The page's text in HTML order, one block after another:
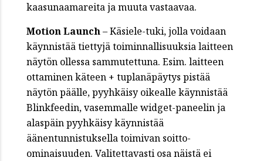
kaasunaamareita ja muuta vastaavaa.
MotionLaunch– Käsiele-tuki, jolla voidaan
käynnistää tiettyjä toiminnallisuuksia laitteen
näytön ollessa sammutettuna. Esim. laitteen
ottaminen käteen + tuplanäpäytys pistää
näytön päälle, pyyhkäisy oikealle käynnistää
Blinkfeedin, vasemmalle widget-paneelin ja
alaspäin pyyhkäisy käynnistää
äänentunnistuksella toimivan soitto-
ominaisuuden. Valitettavasti osa näistä ei